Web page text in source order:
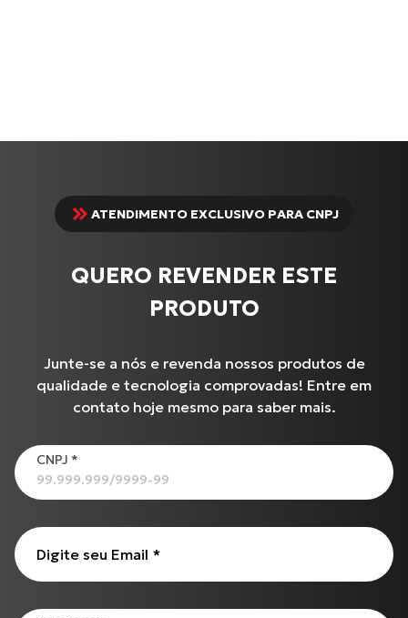
Produtos
C-100 BIZ
Cabo de Embreagem para INTERCEPTOR-650
Cabo de Acelerador para TIGER-855 i (99 até 00)
BURGMAN-125 I
Todos os produtos
ATENDIMENTO EXCLUSIVO PARA CNPJ
QUERO REVENDER ESTE
PRODUTO
Junte-se a nós e revenda nossos produtos de
qualidade e tecnologia comprovadas! Entre em
contato hoje mesmo para saber mais.
CNPJ *
Digite seu Email *